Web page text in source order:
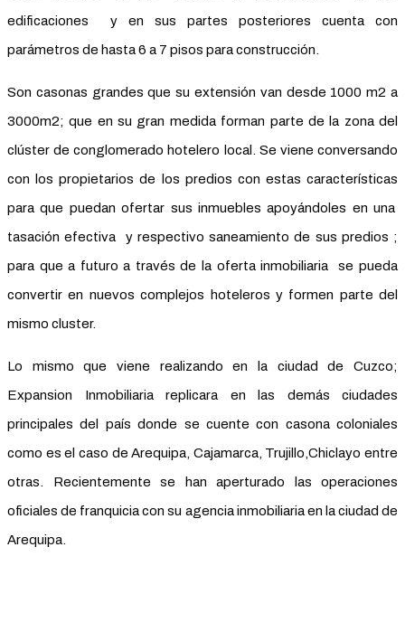
edificaciones y en sus partes posteriores cuenta con
parámetros de hasta 6 a 7 pisos para construcción.
Son casonas grandes que su extensión van desde 1000 m2 a
3000m2; que en su gran medida forman parte de la zona del
clúster de conglomerado hotelero local. Se viene conversando
con los propietarios de los predios con estas características
para que puedan ofertar sus inmuebles apoyándoles en una
tasación efectiva y respectivo saneamiento de sus predios ;
para que a futuro a través de la oferta inmobiliaria se pueda
convertir en nuevos complejos hoteleros y formen parte del
mismo cluster.
Lo mismo que viene realizando en la ciudad de Cuzco;
Expansion Inmobiliaria replicara en las demás ciudades
principales del país donde se cuente con casona coloniales
como es el caso de Arequipa, Cajamarca, Trujillo,Chiclayo entre
otras. Recientemente se han aperturado las operaciones
oficiales de franquicia con su agencia inmobiliaria en la ciudad de
Arequipa.